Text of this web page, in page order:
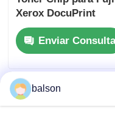
Xerox DocuPrint
CM310 z CP310 dw
Enviar Consulta
balson